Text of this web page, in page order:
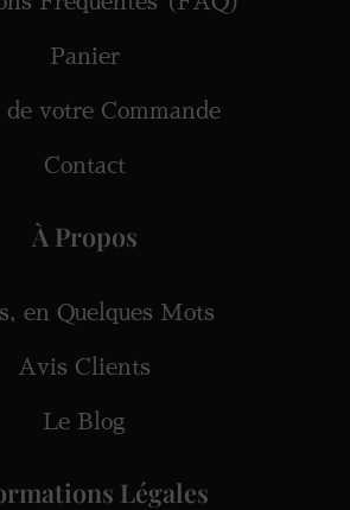
Panier
de votre Commande
Contact
À Propos
en Quelques Mots
Avis Clients
Le Blog
Légales